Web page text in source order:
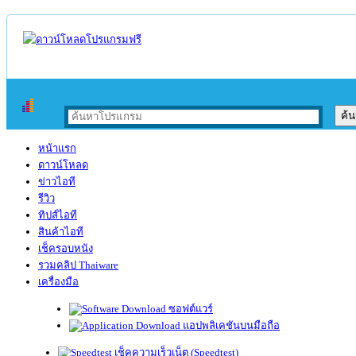
หน้าแรก
ดาวน์โหลด
ข่าวไอที
รีวิว
ทิปส์ไอที
สินค้าไอที
เช็ครอบหนัง
รวมคลิป Thaiware
เครื่องมือ
ซอฟต์แวร์
แอปพลิเคชันบนมือถือ
เช็คความเร็วเน็ต (Speedtest)